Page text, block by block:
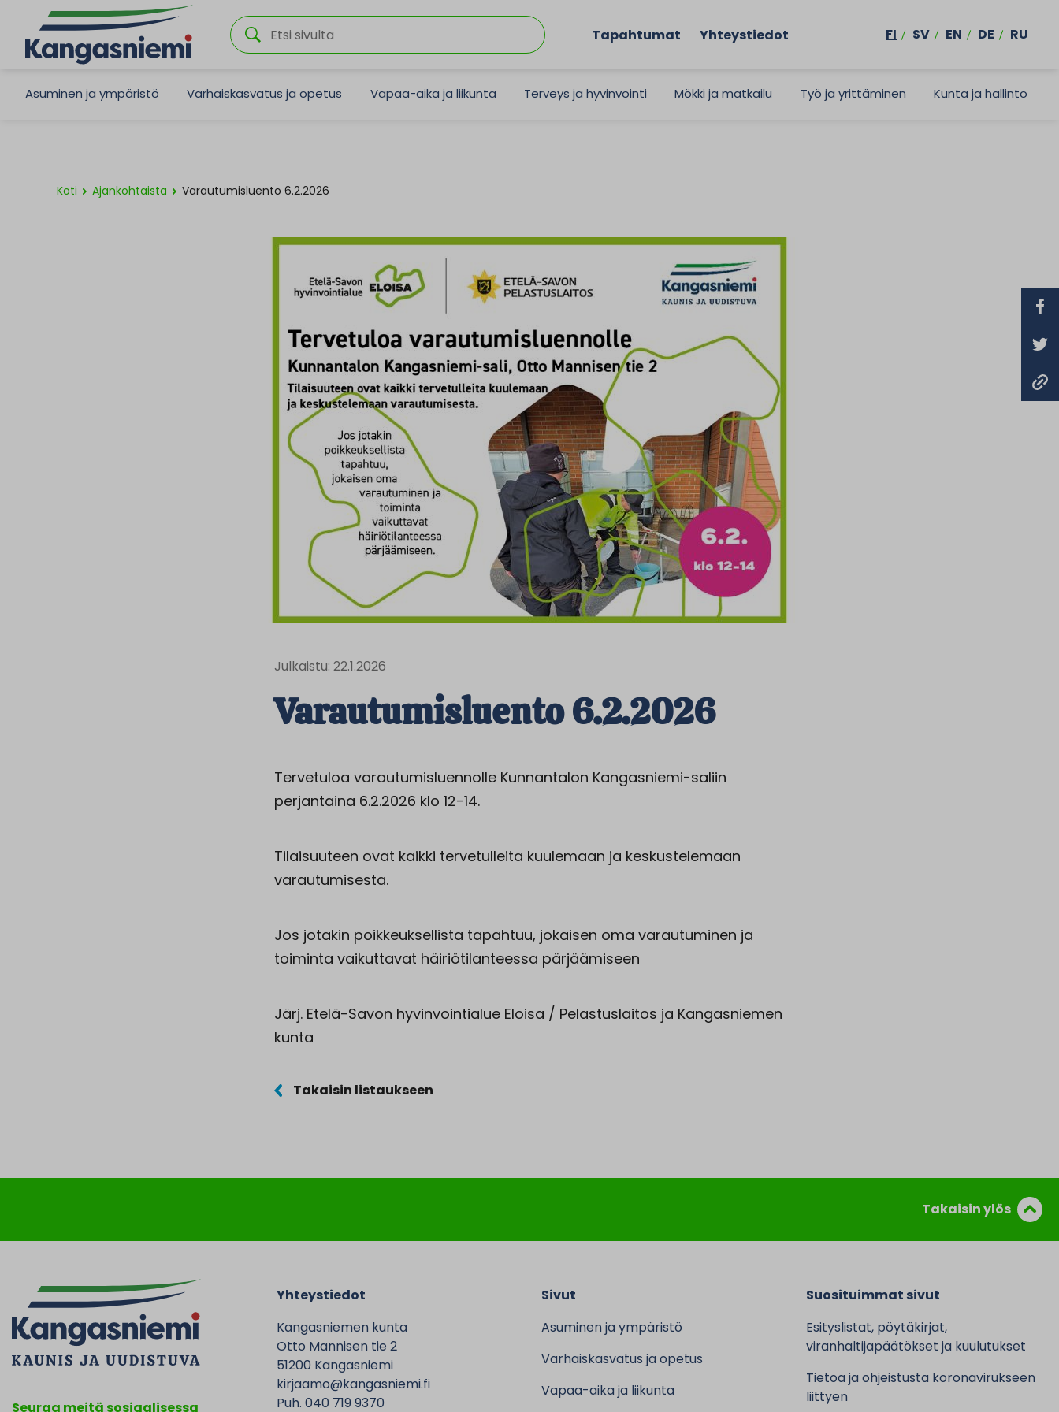
Tapahtumat Yhteystiedot FI SV EN DE RU
Asuminen ja ympäristö Varhaiskasvatus ja opetus Vapaa-aika ja liikunta Terveys ja hyvinvointi Mökki ja matkailu Työ ja yrittäminen Kunta ja hallinto
Koti Ajankohtaista Varautumisluento 6.2.2026
Julkaistu: 22.1.2026
Varautumisluento 6.2.2026
Tervetuloa varautumisluennolle Kunnantalon Kangasniemi-saliin
perjantaina 6.2.2026 klo 12-14.
Tilaisuuteen ovat kaikki tervetulleita kuulemaan ja keskustelemaan
varautumisesta.
Jos jotakin poikkeuksellista tapahtuu, jokaisen oma varautuminen ja
toiminta vaikuttavat häiriötilanteessa pärjäämiseen
Järj. Etelä-Savon hyvinvointialue Eloisa / Pelastuslaitos ja Kangasniemen
kunta
Takaisin listaukseen
Takaisin ylös
Seuraa meitä sosiaalisessa
Yhteystiedot
Kangasniemen kunta
Otto Mannisen tie 2
51200 Kangasniemi
kirjaamo@kangasniemi.fi
Puh. 040 719 9370
Sivut
Asuminen ja ympäristö
Varhaiskasvatus ja opetus
Vapaa-aika ja liikunta
Suosituimmat sivut
Esityslistat, pöytäkirjat,
viranhaltijapäätökset ja kuulutukset
Tietoa ja ohjeistusta koronavirukseen
liittyen